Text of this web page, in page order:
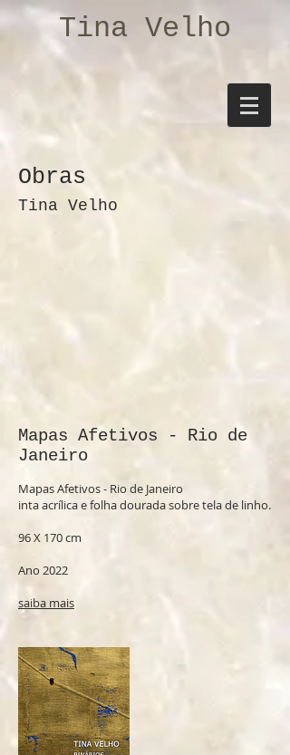
Tina Velho
Obras
Tina Velho
Mapas Afetivos - Rio de
Janeiro
Mapas Afetivos - Rio de Janeiro
inta acrílica e folha dourada sobre tela de linho.
96 X 170 cm
Ano 2022
saiba mais